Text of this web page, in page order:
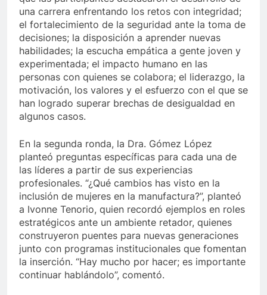
una carrera enfrentando los retos con integridad;
el fortalecimiento de la seguridad ante la toma de
decisiones; la disposición a aprender nuevas
habilidades; la escucha empática a gente joven y
experimentada; el impacto humano en las
personas con quienes se colabora; el liderazgo, la
motivación, los valores y el esfuerzo con el que se
han logrado superar brechas de desigualdad en
algunos casos.
En la segunda ronda, la Dra. Gómez López
planteó preguntas específicas para cada una de
las líderes a partir de sus experiencias
profesionales. “¿Qué cambios has visto en la
inclusión de mujeres en la manufactura?”, planteó
a Ivonne Tenorio, quien recordó ejemplos en roles
estratégicos ante un ambiente retador, quienes
construyeron puentes para nuevas generaciones
junto con programas institucionales que fomentan
la inserción. “Hay mucho por hacer; es importante
continuar hablándolo”, comentó.